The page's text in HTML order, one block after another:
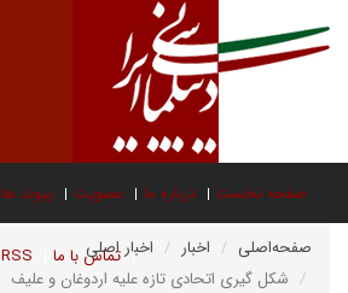
صفحه نخست درباره ما عضویت پیوند ها
تماس با ما RSS صفحه‌اصلی اخبار
اخبار اصلی
شکل گیری اتحادی تازه علیه اردوغان و علیف